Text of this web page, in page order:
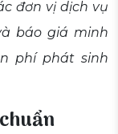
đơn vị dịch vụ
báo giá minh
phí phát sinh